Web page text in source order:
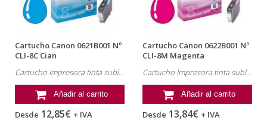
Cartucho Canon 0621B001 Nº
CLI-8C Cian
Cartucho Impresora tinta sublimación Canon , referencia: 0621B001, MP510
Añadir al carrito
Desde 12,85€ + IVA
Cartucho Canon 0622B001 Nº
CLI-8M Magenta
Cartucho Impresora tinta sublimación Canon , referencia: 0622B001, MP510
Añadir al carrito
Desde 13,84€ + IVA